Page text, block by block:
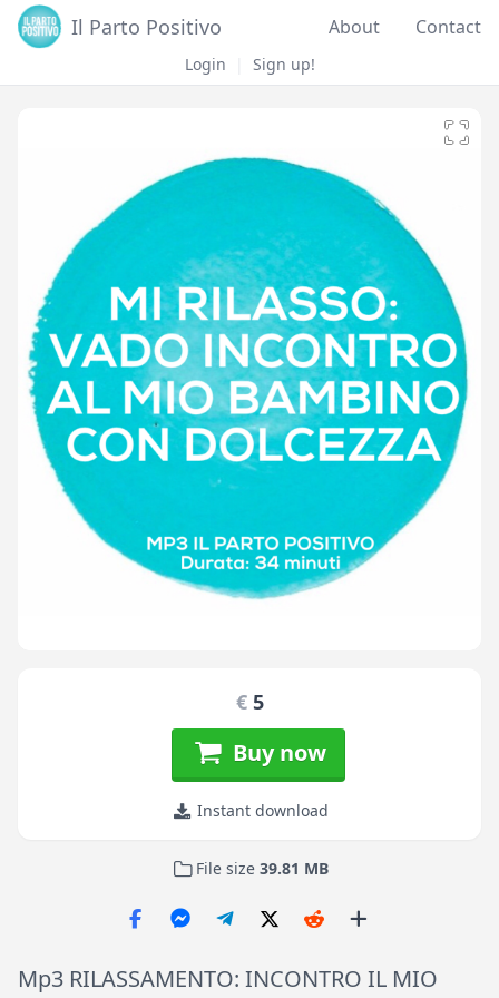
Il Parto Positivo About Contact
Login Sign up!
€5
Buy now
Instant download
File size39.81 MB
Mp3 RILASSAMENTO: INCONTRO IL MIO